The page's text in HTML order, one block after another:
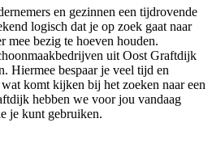
en gezinnen een tijdrovende
logisch dat je op zoek gaat naar
mee bezig te hoeven houden.
uit Oost Graftdijk
Hiermee bespaar je veel tijd en
komt kijken bij het zoeken naar een
hebben we voor jou vandaag
je kunt gebruiken.